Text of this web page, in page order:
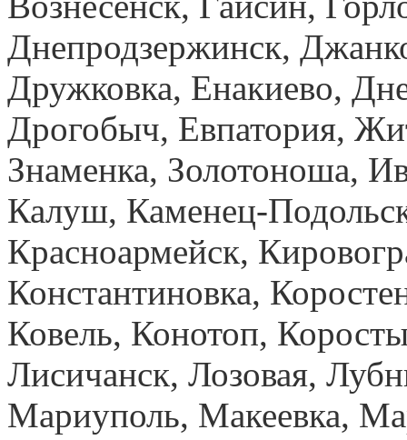
Днепродзержинск,
Дружковка, Енакиево,
Дрогобыч, Евпатория,
Знаменка, Золотоноша,
Калуш, Каменец-
Красноармейск,
Константиновка,
Ковель, Конотоп,
Лисичанск, Лозовая,
Мариуполь, Макеевка,